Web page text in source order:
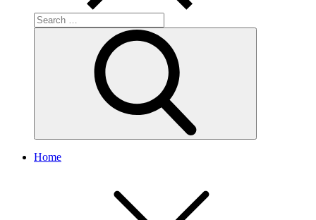
Search
for:
Home